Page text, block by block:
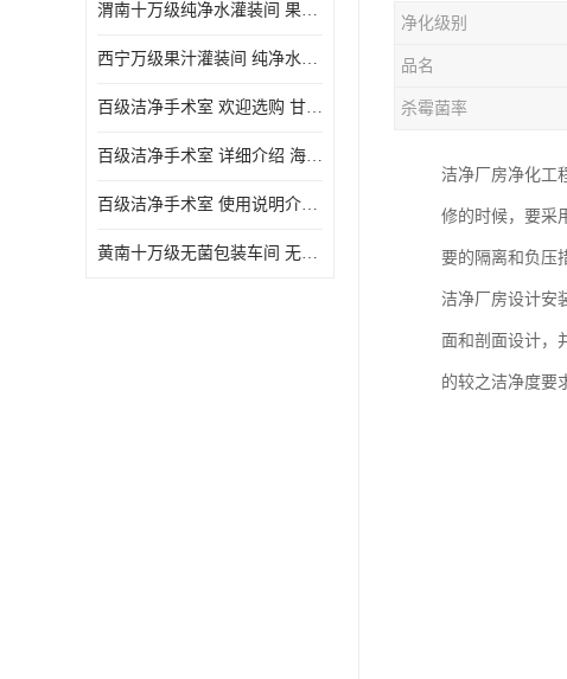
渭南十万级纯净水灌装间 果汁灌装间 使用说明介绍
西宁万级果汁灌装间 纯净水灌装间 详细介绍
百级洁净手术室 欢迎选购 甘肃百级洁净手术室报价表
百级洁净手术室 详细介绍 海东百级洁净手术室报价单
百级洁净手术室 使用说明介绍 青海百级洁净手术室电话
黄南十万级无菌包装车间 无菌室 使用说明介绍
净化级别
品名
杀霉菌率
洁净厂房净化工
修的时候，要采
要的隔离和负压
洁净厂房设计安
面和剖面设计，
的较之洁净度要